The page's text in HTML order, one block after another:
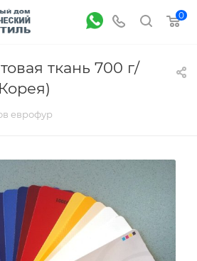
0
ткань 700 г/
еврофур